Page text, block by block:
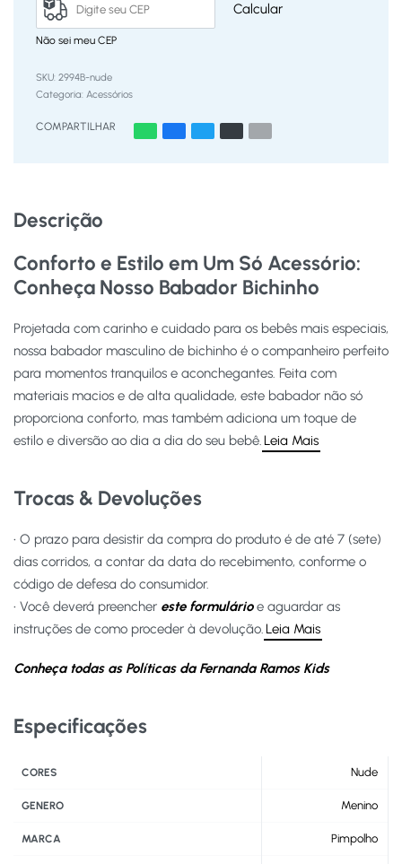
Calcular
Não sei meu CEP
2994B-nude
Categoria: Acessórios
COMPARTILHAR
Descrição
Conforto e Estilo em Um Só Acessório:
Conheça Nosso Babador Bichinho
Projetada com carinho e cuidado para os bebês mais especiais,
nossa babador masculino de bichinho é o companheiro perfeito
para momentos tranquilos e aconchegantes. Feita com
materiais macios e de alta qualidade, este babador não só
proporciona conforto, mas também adiciona um toque de
estilo e diversão ao dia a dia do seu bebê.Leia Mais
Trocas & Devoluções
• O prazo para desistir da compra do produto é de até 7 (sete)
dias corridos, a contar da data do recebimento, conforme o
código de defesa do consumidor.
• Você deverá preencher este formulárioe aguardar as
instruções de como proceder à devolução. Leia Mais
Conheça todas as Políticas da Fernanda Ramos Kids
Especificações
CORES Nude
GENERO Menino
MARCA Pimpolho